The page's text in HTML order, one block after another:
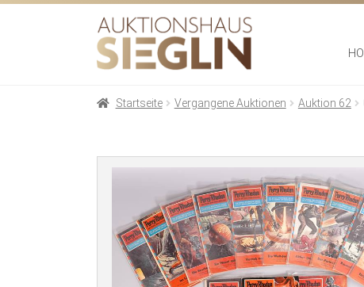
Zur
Navigation
springen
Zum
Inhalt
springen
Startseite Vergangene Auktionen Auktion 62